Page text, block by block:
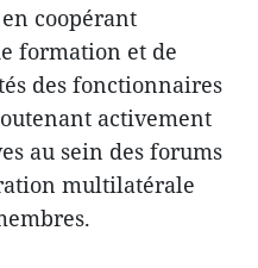
coopérant
formation et de
des fonctionnaires
activement
au sein des forums
multilatérale